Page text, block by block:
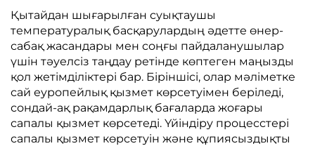
Қытайдан шығарылған суықтаушы
температуралық басқарулардың әдетте өнер-
сабақ жасандары мен соңғы пайдаланушылар
үшін тәуелсіз таңдау ретінде көптеген маңызды
қол жетімділіктері бар. Біріншісі, олар мәліметке
сай еуропейлық қызмет көрсетуімен беріледі,
сондай-ақ рақамдарлық бағаларда жоғары
сапалы қызмет көрсетеді. Үйіндіру процесстері
сапалы қызмет көрсетуін және құпиясыздықты